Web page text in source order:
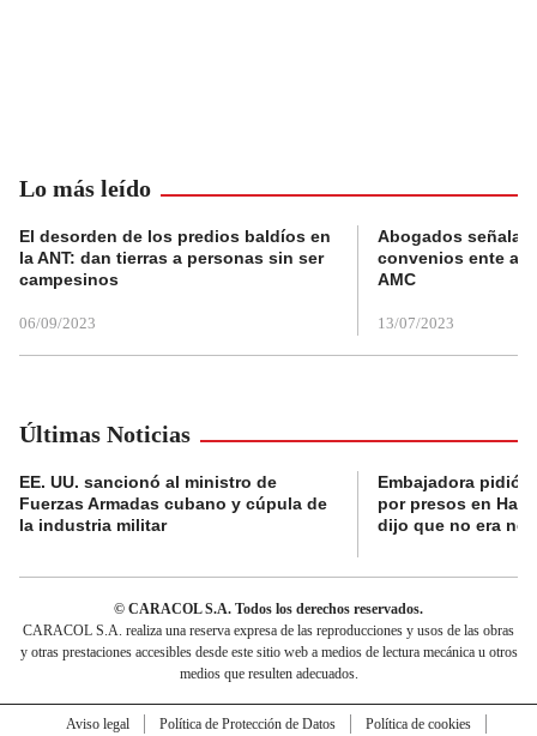
Lo más leído
El desorden de los predios baldíos en
la ANT: dan tierras a personas sin ser
campesinos
06/09/2023
Abogados
convenios ente
AMC
13/07/2023
Últimas Noticias
EE. UU. sancionó al ministro de
Fuerzas Armadas cubano y cúpula de
la industria militar
Embajadora pidió
por presos en
dijo que no era
© CARACOL S.A. Todos los derechos reservados.
CARACOL S.A. realiza una reserva expresa de las reproducciones y usos de las obras
y otras prestaciones accesibles desde este sitio web a medios de lectura mecánica u otros
medios que resulten adecuados.
Aviso legal Política de Protección de Datos
Política de cookies